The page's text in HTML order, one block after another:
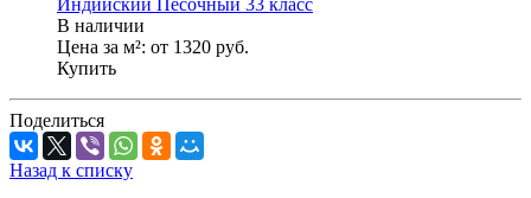
В наличии
Цена за м²: от 1320 руб.
Купить
Поделиться
Назад к списку